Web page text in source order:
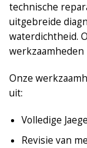
technische
uitgebreide
waterdichtheid.
Onze
uit:
Volledige
Revisie van